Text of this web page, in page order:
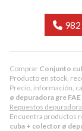
Comprar Conjunto
Producto en stock,
Precio, información,
ø depuradora gre
Repuestos
Encuentra productos
cuba + colector ø